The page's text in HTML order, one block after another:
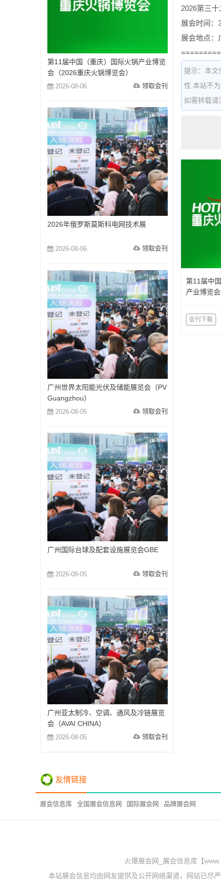
2026第三
展会时间：
展会地点：
提示：本文
性,本站不
如需转载请
第11届中
产业博览
会刊下载
第11届中国（重庆）国际火锅产业博览
会（2026重庆火锅博览会）
2026-08-06 领取会刊
2026年俄罗斯莫斯科电网技术展
2026-08-06 领取会刊
广州世界太阳能光伏及储能展览会（PV
Guangzhou）
2026-08-05 领取会刊
广州国际台球及配套设施展览会GBE
2026-08-05 领取会刊
广州亚太制冷、空调、通风及冷链展览
会（AVAI CHINA）
2026-08-05 领取会刊
友情链接
展会信息库 全国展会信息网 国际展会网 品牌展会网
火爆展会网_展会信息库【
本站展会信息均由网友提供及公开网络渠道，网站已尽